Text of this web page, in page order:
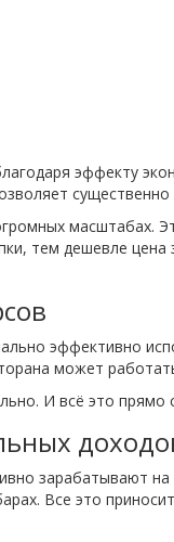
эффекту
существенно
масштабах.
тем дешевле
эффективно
может
И всё это прямо
зарабатывают
Все это